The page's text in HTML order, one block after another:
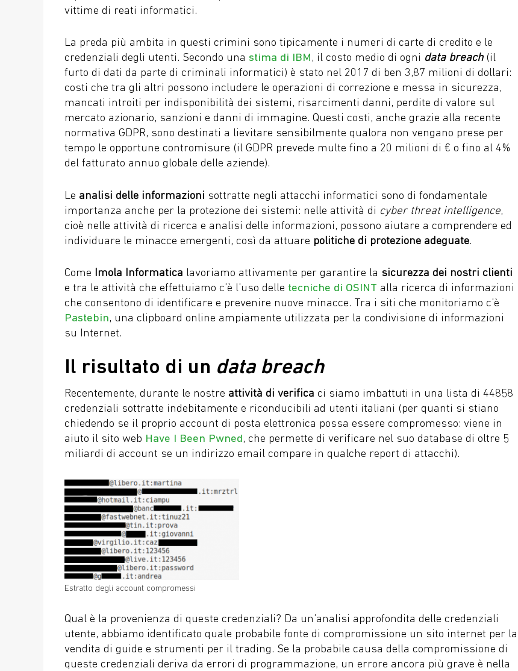
vittime di reati informatici.
La preda più ambita in questi crimini sono tipicamente i numeri di carte di credito e le
credenziali degli utenti. Secondo una stima di IBM, il costo medio di ogni data breach(il
furto di dati da parte di criminali informatici) è stato nel 2017 di ben 3,87 milioni di dollari:
costi che tra gli altri possono includere le operazioni di correzione e messa in sicurezza,
mancati introiti per indisponibilità dei sistemi, risarcimenti danni, perdite di valore sul
mercato azionario, sanzioni e danni di immagine. Questi costi, anche grazie alla recente
normativa GDPR, sono destinati a lievitare sensibilmente qualora non vengano prese per
tempo le opportune contromisure (il GDPR prevede multe fino a 20 milioni di € o fino al 4%
del fatturato annuo globale delle aziende).
Le analisi delle informazioni sottratte negli attacchi informatici sono di fondamentale
importanza anche per la protezione dei sistemi: nelle attività di cyber threat intelligence,
cioè nelle attività di ricerca e analisi delle informazioni, possono aiutare a comprendere ed
individuare le minacce emergenti, così da attuare politiche di protezione adeguate.
Come Imola Informatica lavoriamo attivamente per garantire la sicurezza dei nostri clienti
e tra le attività che effettuiamo c’è l’uso delle tecniche di OSINT alla ricerca di informazioni
che consentono di identificare e prevenire nuove minacce. Tra i siti che monitoriamo c’è
Pastebin, una clipboard online ampiamente utilizzata per la condivisione di informazioni
su Internet.
Il risultato di un data breach
Recentemente, durante le nostre attività di verifica ci siamo imbattuti in una lista di 44858
credenziali sottratte indebitamente e riconducibili ad utenti italiani (per quanti si stiano
chiedendo se il proprio account di posta elettronica possa essere compromesso: viene in
aiuto il sito web Have I Been Pwned , che permette di verificare nel suo database di oltre 5
miliardi di account se un indirizzo email compare in qualche report di attacchi).
Estratto degli account compromessi
Qual è la provenienza di queste credenziali? Da un’analisi approfondita delle credenziali
utente, abbiamo identificato quale probabile fonte di compromissione un sito internet per la
vendita di guide e strumenti per il trading. Se la probabile causa della compromissione di
queste credenziali deriva da errori di programmazione, un errore ancora più grave è nella